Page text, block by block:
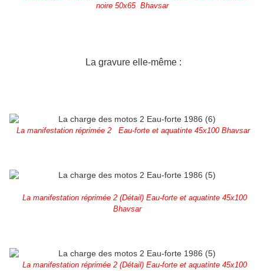
noire 50x65 Bhavsar
La gravure elle-même :
La manifestation réprimée 2 Eau-forte et aquatinte 45x100 Bhavsar
La manifestation réprimée 2 (Détail) Eau-forte et aquatinte 45x100
Bhavsar
La manifestation réprimée 2 (Détail) Eau-forte et aquatinte 45x100